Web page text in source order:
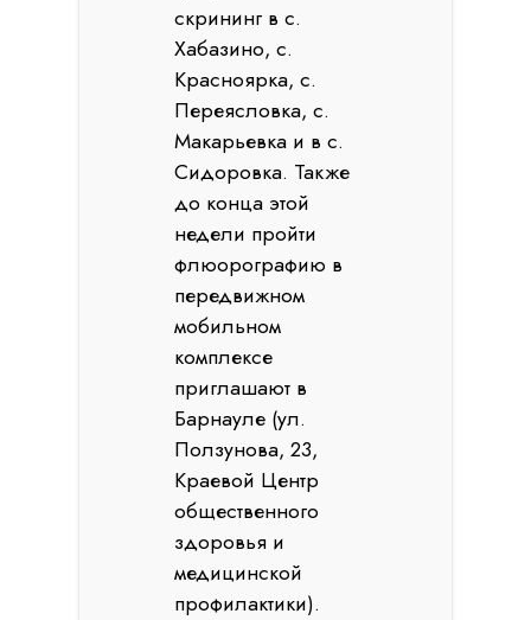
скрининг в с.
Хабазино, с.
Красноярка, с.
Переясловка, с.
Макарьевка и в с.
Сидоровка. Также
до конца этой
недели пройти
флюорографию в
передвижном
мобильном
комплексе
приглашают в
Барнауле (ул.
Ползунова, 23,
Краевой Центр
общественного
здоровья и
медицинской
профилактики).